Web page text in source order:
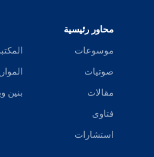
محاور رئيسية
موسوعات
صوتيات
مقالات
فتاوى
استشارات
بنين